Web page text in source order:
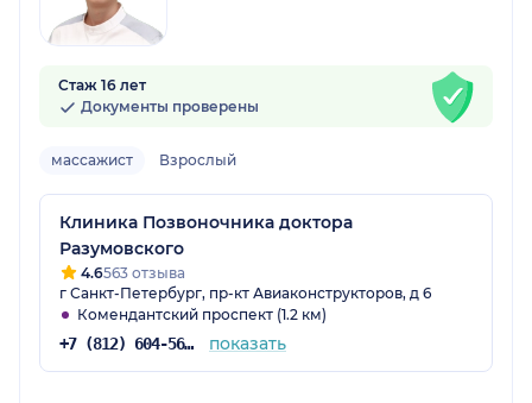
Стаж 16 лет
Документы проверены
массажист Взрослый
Клиника Позвоночника доктора
Разумовского
4.6563 отзыва
г Санкт-Петербург, пр-кт Авиаконструкторов, д 6
Комендантский проспект (1.2 км)
+7 (812) 604-56-34 показать